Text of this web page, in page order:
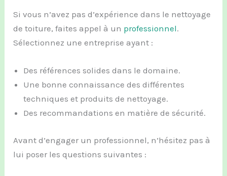
Si vous n’avez pas d’expérience dans le nettoyage
de toiture, faites appel à un professionnel.
Sélectionnez une entreprise ayant :
Des références solides dans le domaine.
Une bonne connaissance des différentes
techniques et produits de nettoyage.
Des recommandations en matière de sécurité.
Avant d’engager un professionnel, n’hésitez pas à
lui poser les questions suivantes :